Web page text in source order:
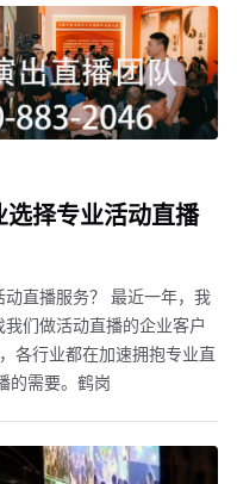
择专业活动直播
直播服务？ 最近一年，我
们做活动直播的企业客户
各行业都在加速拥抱专业直
的需要。鹤岗